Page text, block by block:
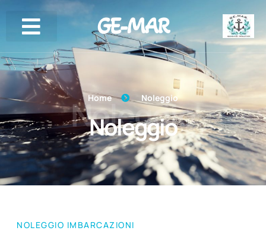
GE-MAR
Noleggio
Home Noleggio
Noleggio
NOLEGGIO IMBARCAZIONI